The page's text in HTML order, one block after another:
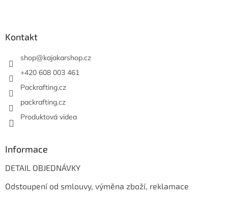
Kontakt
shop@kajakarshop.cz
+420 608 003 461
Packrafting.cz
packrafting.cz
Produktová videa
Informace
DETAIL OBJEDNÁVKY
Odstoupení od smlouvy, výměna zboží, reklamace